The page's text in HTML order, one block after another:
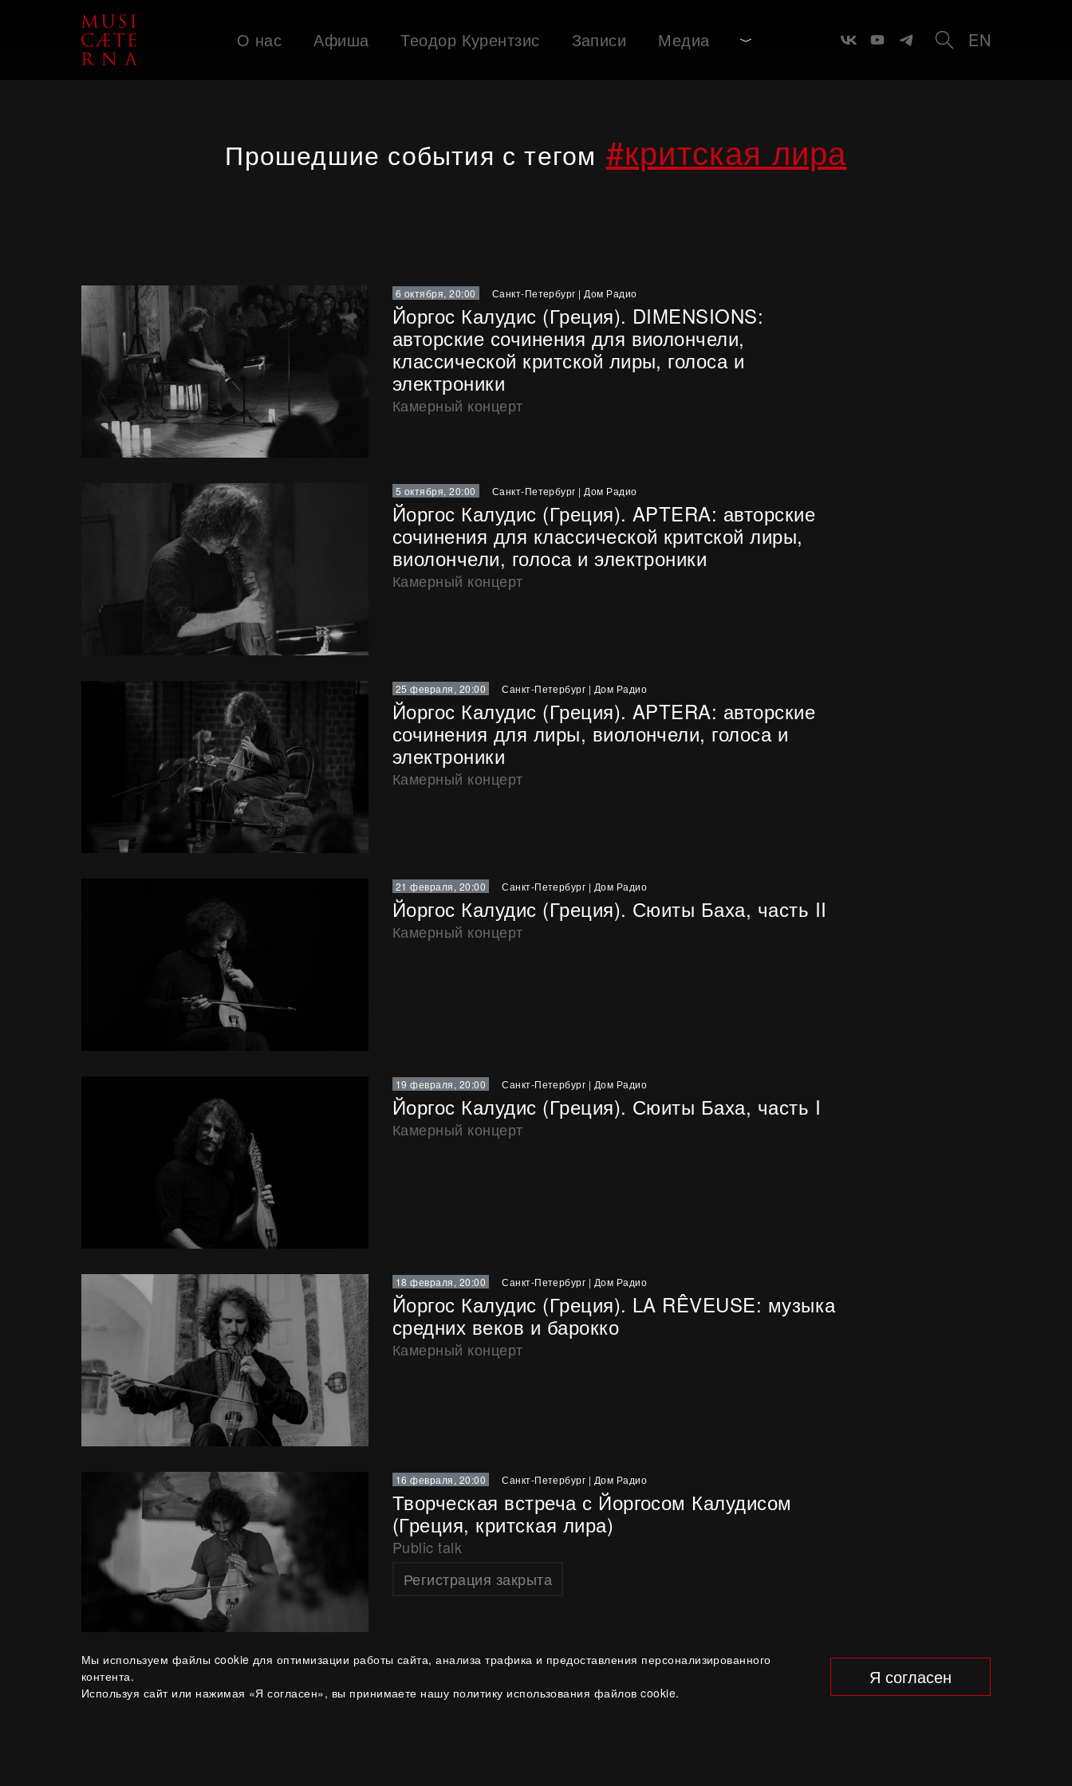
Мы используем файлы cookie для оптимизации работы сайта, анализа трафика и предоставления персонализированного
контента.
Используя сайт или нажимая «Я согласен», вы принимаете нашу политику использования файлов cookie.
Я согласен
О нас Афиша Теодор Курентзис Записи
Медиа
EN
Прошедшие события с тегом #критская лира
6 октября, 20:00 Санкт-Петербург | Дом Радио
Йоргос Калудис (Греция). DIMENSIONS:
авторские сочинения для виолончели,
классической критской лиры, голоса и
электроники
Камерный концерт
5 октября, 20:00 Санкт-Петербург | Дом Радио
Йоргос Калудис (Греция). APTERA: авторские
сочинения для классической критской лиры,
виолончели, голоса и электроники
Камерный концерт
25 февраля, 20:00 Санкт-Петербург | Дом Радио
Йоргос Калудис (Греция). APTERA: авторские
сочинения для лиры, виолончели, голоса и
электроники
Камерный концерт
21 февраля, 20:00 Санкт-Петербург | Дом Радио
Йоргос Калудис (Греция). Сюиты Баха, часть II
Камерный концерт
19 февраля, 20:00 Санкт-Петербург | Дом Радио
Йоргос Калудис (Греция). Сюиты Баха, часть I
Камерный концерт
18 февраля, 20:00 Санкт-Петербург | Дом Радио
Йоргос Калудис (Греция). LA RÊVEUSE: музыка
средних веков и барокко
Камерный концерт
16 февраля, 20:00 Санкт-Петербург | Дом Радио
Творческая встреча с Йоргосом Калудисом
(Греция, критская лира)
Public talk
Регистрация закрыта
Йоргос Калудис (Греция). Цикл концертов.